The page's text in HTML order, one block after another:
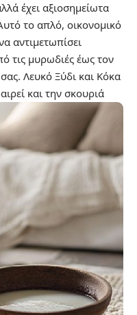
έχει αξιοσημείωτα
το απλό, οικονομικό
αντιμετωπίσει
τις μυρωδιές έως τον
Λευκό Ξύδι και Κόκα
και την σκουριά